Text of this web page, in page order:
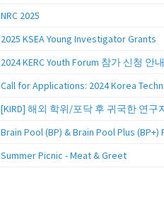
NRC 2025
2025 KSEA Young Investigator Grants
2024 KERC Youth Forum 참가 신청 안내
Summer Picnic - Meat & Greet